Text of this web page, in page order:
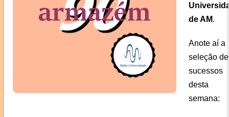
de AM.
Anote aí a
seleção de
sucessos
desta
semana: